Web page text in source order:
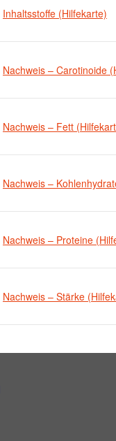
Inhaltsstoffe (Hilfekarte)
Nachweis – Carotinoide
Nachweis – Fett
Nachweis –
Nachweis – Proteine
Nachweis – Stärke